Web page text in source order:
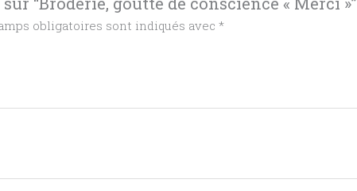
obligatoires sont indiqués avec*